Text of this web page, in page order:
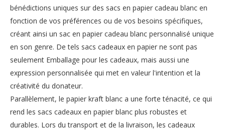
bénédictions uniques sur des sacs en papier cadeau blanc en
fonction de vos préférences ou de vos besoins spécifiques,
créant ainsi un sac en papier cadeau blanc personnalisé unique
en son genre. De tels sacs cadeaux en papier ne sont pas
seulement Emballage pour les cadeaux, mais aussi une
expression personnalisée qui met en valeur l'intention et la
créativité du donateur.
Parallèlement, le papier kraft blanc a une forte ténacité, ce qui
rend les sacs cadeaux en papier blanc plus robustes et
durables. Lors du transport et de la livraison, les cadeaux